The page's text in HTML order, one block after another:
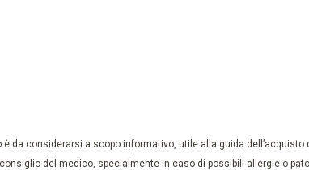
da considerarsi a scopo informativo, utile alla guida
del medico, specialmente in caso di possibili allergie o